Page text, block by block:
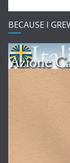
BECAUSE I